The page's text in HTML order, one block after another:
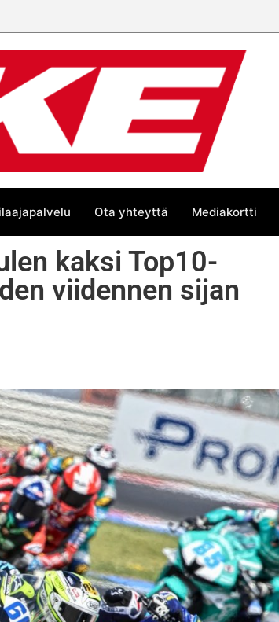
Ota yhteyttä Mediakortti
kaksi Top10-
viidennen sijan